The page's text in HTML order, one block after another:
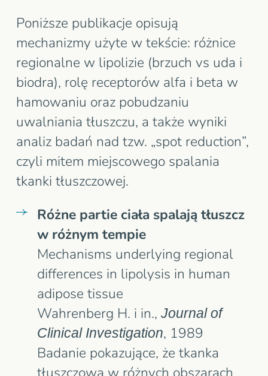
Poniższe publikacje opisują
mechanizmy użyte w tekście: różnice
regionalne w lipolizie (brzuch vs uda i
biodra), rolę receptorów alfa i beta w
hamowaniu oraz pobudzaniu
uwalniania tłuszczu, a także wyniki
analiz badań nad tzw. „spot reduction”,
czyli mitem miejscowego spalania
tkanki tłuszczowej.
Różne partie ciała spalają tłuszcz
w różnym tempie
Mechanisms underlying regional
differences in lipolysis in human
adipose tissue
Wahrenberg H. i in., Journal of
Clinical Investigation, 1989
Badanie pokazujące, że tkanka